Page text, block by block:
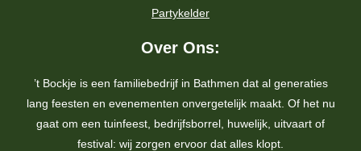
Partykelder
Over Ons:
’t Bockje is een familiebedrijf in Bathmen dat al generaties
lang feesten en evenementen onvergetelijk maakt. Of het nu
gaat om een tuinfeest, bedrijfsborrel, huwelijk, uitvaart of
festival: wij zorgen ervoor dat alles klopt.